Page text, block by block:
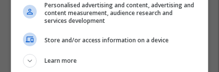
Personalised advertising and content, advertising and
content measurement, audience research and
services development
Store and/or access information on a device
Learn more